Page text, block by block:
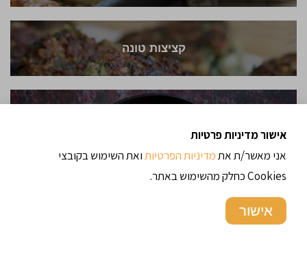
קציצות טונה
אישור מדיניות פרטיות
אני מאשר/ת אתמדיניות הפרטיותואת השימוש בקובצי
Cookies כחלק מהשימוש באתר.
אישור